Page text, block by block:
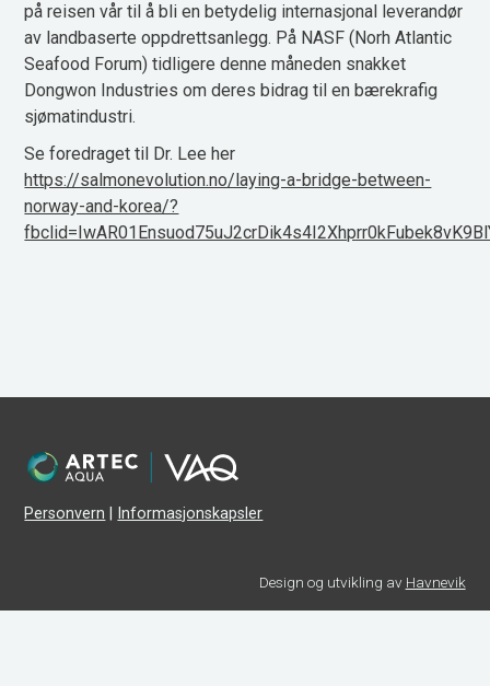
på reisen vår til å bli en betydelig internasjonal leverandør
av landbaserte oppdrettsanlegg. På NASF (Norh Atlantic
Seafood Forum) tidligere denne måneden snakket
Dongwon Industries om deres bidrag til en bærekrafig
sjømatindustri.
Se foredraget til Dr. Lee her
https://salmonevolution.no/laying-a-bridge-between-
norway-and-korea/?
Personvern Informasjonskapsler
Design og utvikling av Havnevik